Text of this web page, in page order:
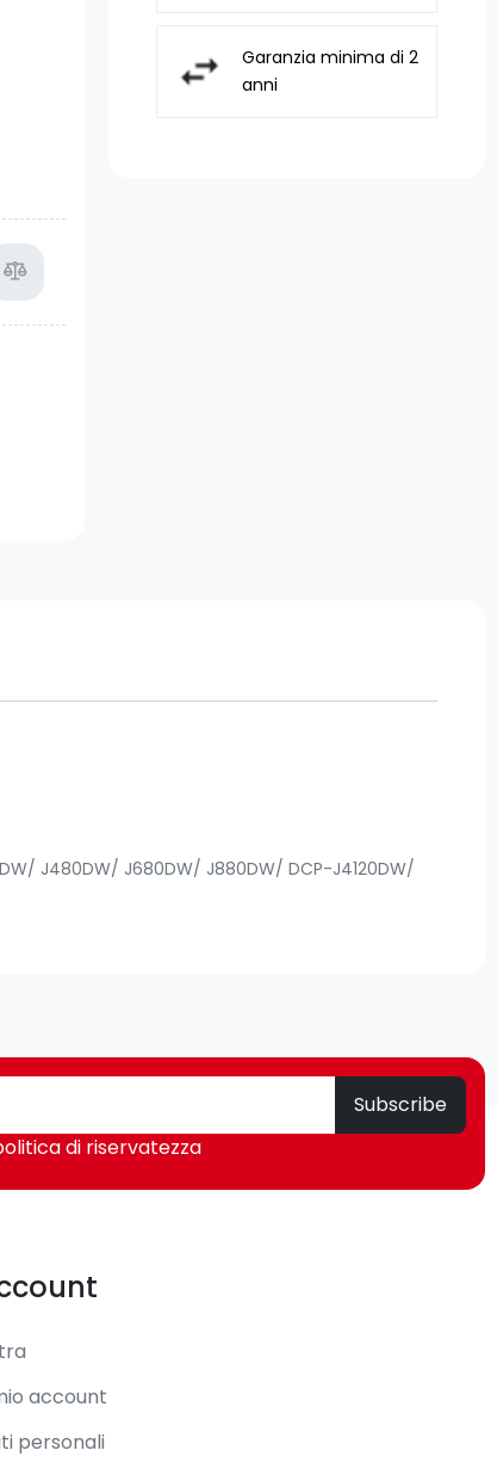
Garanzia minima di 2
anni
J480DW/ J680DW/ J880DW/ DCP-J4120DW/
Subscribe
di riservatezza
account
personali